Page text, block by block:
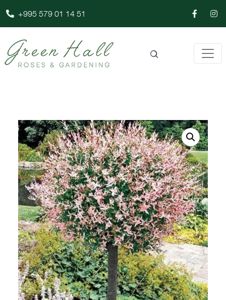
+995 579 01 14 51